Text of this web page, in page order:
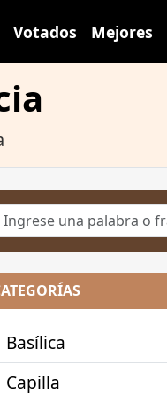
Votados Mejores
Basílica
Capilla